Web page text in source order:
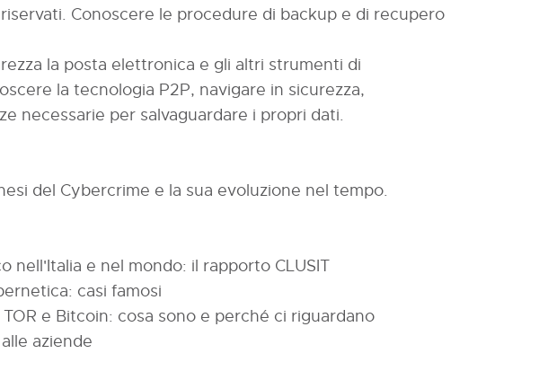
Conoscere le procedure di backup e di recupero
la posta elettronica e gli altri strumenti di
la tecnologia P2P, navigare in sicurezza,
necessarie per salvaguardare i propri dati.
del Cybercrime e la sua evoluzione nel tempo.
nell'Italia e nel mondo: il rapporto CLUSIT
casi famosi
e Bitcoin: cosa sono e perché ci riguardano
aziende